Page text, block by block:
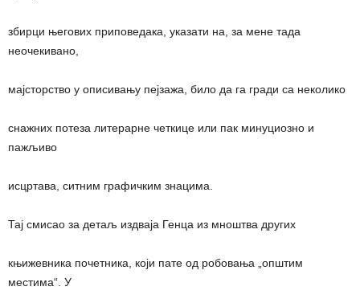
збирци његових приповедака, указати на, за мене тада
неочекивано,
мајсторство у описивању пејзажа, било да га гради са неколико
снажних потеза литерарне четкице или пак минуциозно и
пажљиво
исцртава, ситним графичким знацима.
Тај смисао за детаљ издваја Генца из мноштва других
књижевника почетника, који пате од робовања „општим
местима“. У